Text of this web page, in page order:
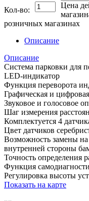
Кол-во:
Цена
розничных магазинах
Описание
Описание
Система парковки для
LED-индикатор
Функция переворота
Графическая и
Звуковое и голосовое
Шаг измерения
Комплектуется 4
Цвет датчиков
Возможность замены
внутренней стороны
Точность определения
Функция
Регулировка высоты
Показать на карте